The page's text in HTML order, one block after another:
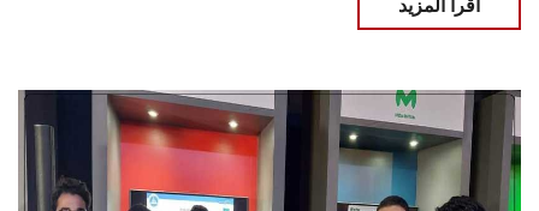
اقرأ المزيد